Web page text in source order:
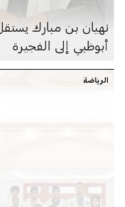
نهيان بن مبارك
أبوظبي إلى الفجيرة
الرياضة